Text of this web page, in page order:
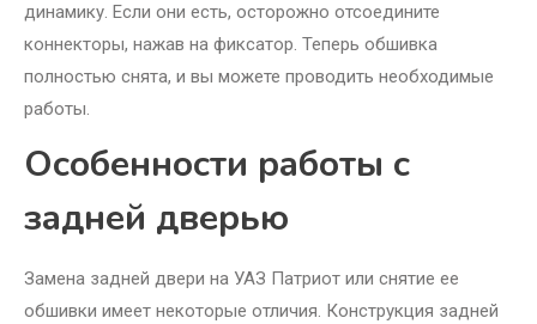
динамику. Если они есть, осторожно отсоедините
коннекторы, нажав на фиксатор. Теперь обшивка
полностью снята, и вы можете проводить необходимые
работы.
Особенности работы с
задней дверью
Замена задней двери на УАЗ Патриот или снятие ее
обшивки имеет некоторые отличия. Конструкция задней